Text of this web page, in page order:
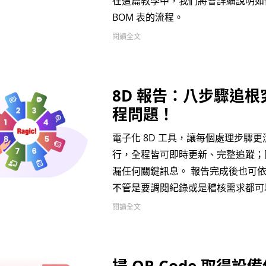
BOM 表的流程。
閱讀全文
8D 報告：八步驟追
程問題！
電子化 8D 工具，讓每個處理步驟
行，全程皆可即時更新、完整追蹤
漏任何關鍵訊息。 報告完成後也可
不管是要調閱紀錄或是稽核需求都
閱讀全文